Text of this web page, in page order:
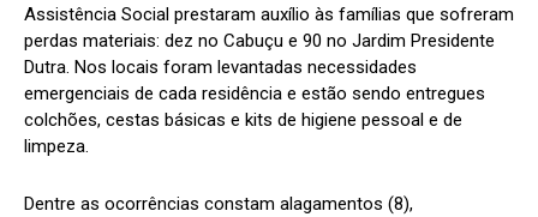
Assistência Social prestaram auxílio às famílias que sofreram
perdas materiais: dez no Cabuçu e 90 no Jardim Presidente
Dutra. Nos locais foram levantadas necessidades
emergenciais de cada residência e estão sendo entregues
colchões, cestas básicas e kits de higiene pessoal e de
limpeza.
Dentre as ocorrências constam alagamentos (8),